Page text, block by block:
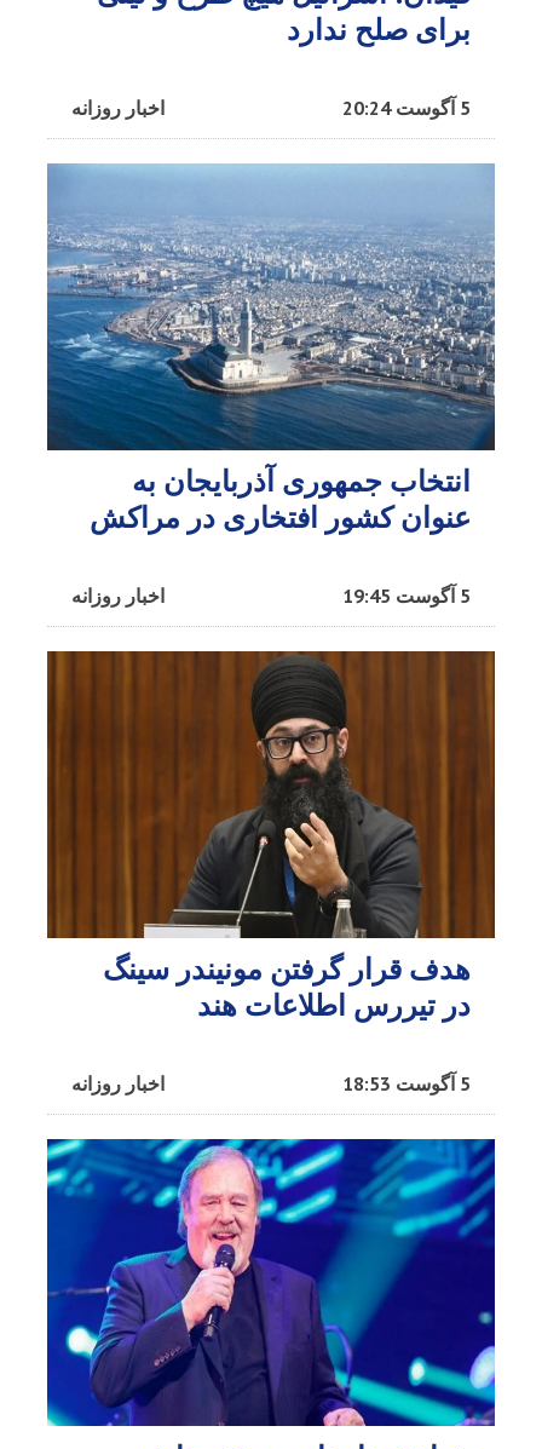
برای صلح ندارد
اخبار روزانه 5 آگوست 20:24
انتخاب جمهوری آذربایجان به
عنوان کشور افتخاری در مراکش​
اخبار روزانه 5 آگوست 19:45
هدف قرار گرفتن مونیندر سینگ
در تیررس اطلاعات هند
اخبار روزانه 5 آگوست 18:53